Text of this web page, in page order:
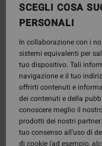
SCEGLI COSA
PERSONALI
In collaborazione con i
sistemi equivalenti per
tuo dispositivo. Tali
navigazione e il tuo
offrirti contenuti e
dei contenuti e della
conoscere meglio il
prodotti dei nostri
tuo consenso all’uso di
di cookie (ad esempio,